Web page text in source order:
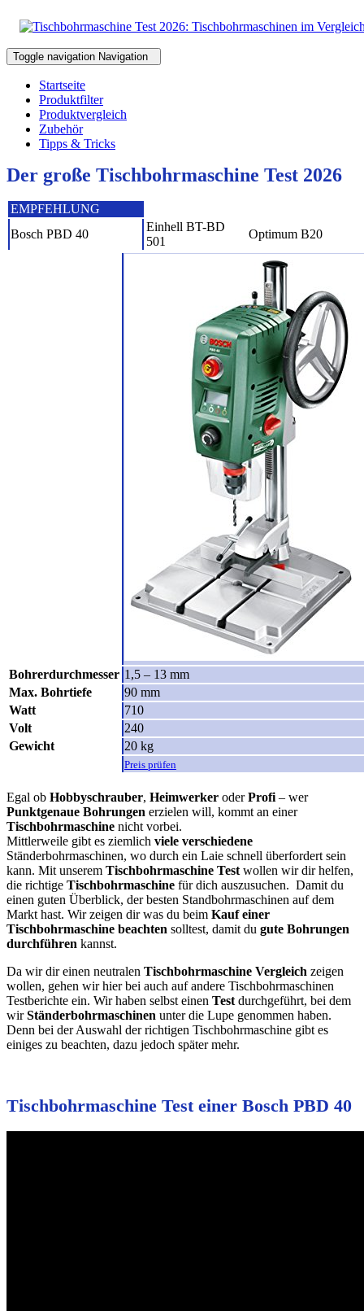
Toggle navigation Navigation
Startseite
Produktfilter
Produktvergleich
Zubehör
Tipps & Tricks
Der große Tischbohrmaschine Test 2026
EMPFEHLUNG
Bosch PBD 40
Einhell BT-BD
501
Optimum B20
Bohrerdurchmesser 1,5 – 13 mm
Max. Bohrtiefe
90 mm
Watt
710
Volt
240
Gewicht
20 kg
Preis prüfen
Egal ob Hobbyschrauber, Heimwerker oderProfi – wer
Punktgenaue Bohrungen erzielen will, kommt an einer
Tischbohrmaschine nicht vorbei.
Mittlerweile gibt es ziemlich viele verschiedene
Ständerbohrmaschinen, wo durch ein Laie schnell überfordert sein
kann. Mit unserem Tischbohrmaschine Test wollen wir dir helfen,
die richtige Tischbohrmaschine für dich auszusuchen. Damit du
einen guten Überblick, der besten Standbohrmaschinen auf dem
Markt hast. Wir zeigen dir was du beim Kauf einer
Tischbohrmaschine beachten solltest, damit du gute Bohrungen
durchführen kannst.
Da wir dir einen neutralen Tischbohrmaschine Vergleich zeigen
wollen, gehen wir hier bei auch auf andere Tischbohrmaschinen
Testberichte ein. Wir haben selbst einen Test durchgeführt, bei dem
wirStänderbohrmaschinen unter die Lupe genommen haben.
Denn bei der Auswahl der richtigen Tischbohrmaschine gibt es
einiges zu beachten, dazu jedoch später mehr.
Tischbohrmaschine Test einer Bosch PBD 40